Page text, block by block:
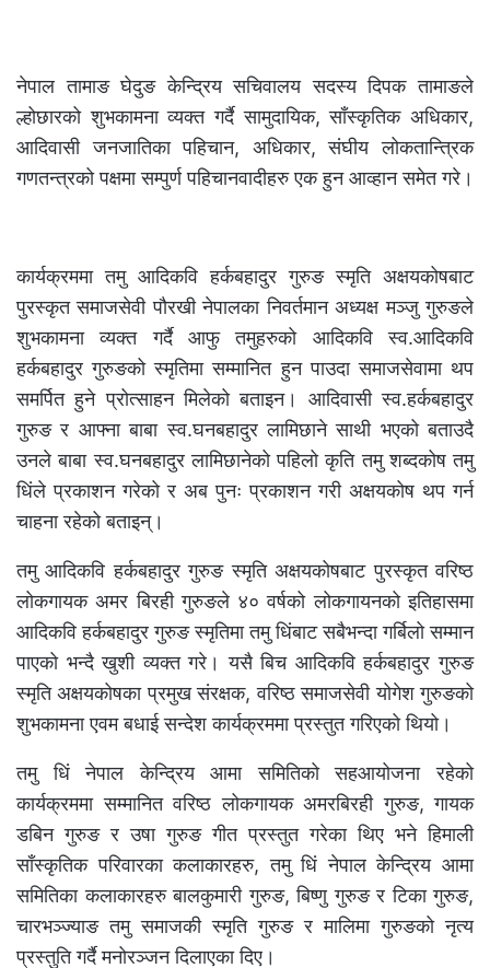
नेपाल तामाङ घेदुङ केन्द्रिय सचिवालय सदस्य दिपक तामाङले
ल्होछारको शुभकामना व्यक्त गर्दै सामुदायिक, साँस्कृतिक अधिकार,
आदिवासी जनजातिका पहिचान, अधिकार, संघीय लोकतान्त्रिक
गणतन्त्रको पक्षमा सम्पुर्ण पहिचानवादीहरु एक हुन आव्हान समेत गरे।
कार्यक्रममा तमु आदिकवि हर्कबहादुर गुरुङ स्मृति अक्षयकोषबाट
पुरस्कृत समाजसेवी पौरखी नेपालका निवर्तमान अध्यक्ष मञ्जु गुरुङले
शुभकामना व्यक्त गर्दै आफु तमुहरुको आदिकवि स्व.आदिकवि
हर्कबहादुर गुरुङको स्मृतिमा सम्मानित हुन पाउदा समाजसेवामा थप
समर्पित हुने प्रोत्साहन मिलेको बताइन। आदिवासी स्व.हर्कबहादुर
गुरुङ र आफ्ना बाबा स्व.घनबहादुर लामिछाने साथी भएको बताउदै
उनले बाबा स्व.घनबहादुर लामिछानेको पहिलो कृति तमु शब्दकोष तमु
धिंले प्रकाशन गरेको र अब पुनः प्रकाशन गरी अक्षयकोष थप गर्न
चाहना रहेको बताइन्।
तमु आदिकवि हर्कबहादुर गुरुङ स्मृति अक्षयकोषबाट पुरस्कृत वरिष्ठ
लोकगायक अमर बिरही गुरुङले ४० वर्षको लोकगायनको इतिहासमा
आदिकवि हर्कबहादुर गुरुङ स्मृतिमा तमु धिंबाट सबैभन्दा गर्बिलो सम्मान
पाएको भन्दै खुशी व्यक्त गरे। यसै बिच आदिकवि हर्कबहादुर गुरुङ
स्मृति अक्षयकोषका प्रमुख संरक्षक, वरिष्ठ समाजसेवी योगेश गुरुङको
शुभकामना एवम बधाई सन्देश कार्यक्रममा प्रस्तुत गरिएको थियो।
तमु धिं नेपाल केन्द्रिय आमा समितिको सहआयोजना रहेको
कार्यक्रममा सम्मानित वरिष्ठ लोकगायक अमरबिरही गुरुङ, गायक
डबिन गुरुङ र उषा गुरुङ गीत प्रस्तुत गरेका थिए भने हिमाली
साँस्कृतिक परिवारका कलाकारहरु, तमु धिं नेपाल केन्द्रिय आमा
समितिका कलाकारहरु बालकुमारी गुरुङ, बिष्णु गुरुङ र टिका गुरुङ,
चारभञ्ज्याङ तमु समाजकी स्मृति गुरुङ र मालिमा गुरुङको नृत्य
प्रस्तुति गर्दै मनोरञ्जन दिलाएका दिए।